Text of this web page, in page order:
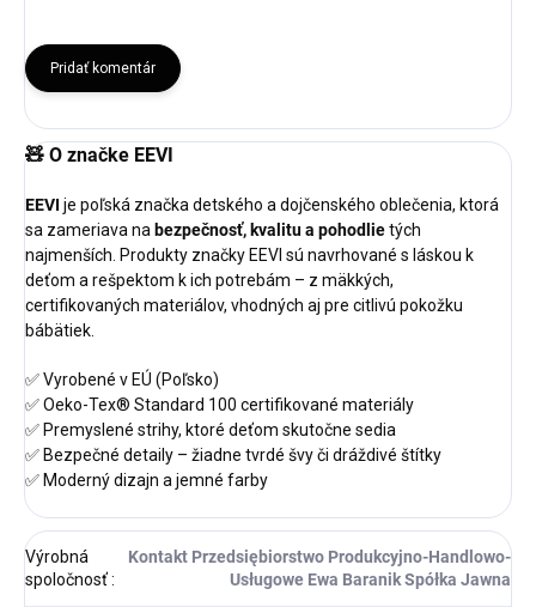
Pridať komentár
🧸 O značke EEVI
EEVI je poľská značka detského a dojčenského oblečenia, ktorá
sa zameriava na bezpečnosť, kvalitu a pohodlietých
najmenších. Produkty značky EEVI sú navrhované s láskou k
deťom a rešpektom k ich potrebám – z mäkkých,
certifikovaných materiálov, vhodných aj pre citlivú pokožku
bábätiek.
✅ Vyrobené v EÚ (Poľsko)
✅ Oeko-Tex® Standard 100 certifikované materiály
✅ Premyslené strihy, ktoré deťom skutočne sedia
✅ Bezpečné detaily – žiadne tvrdé švy či dráždivé štítky
✅ Moderný dizajn a jemné farby
Výrobná
spoločnosť:
Kontakt Przedsiębiorstwo Produkcyjno-Handlowo-
Usługowe Ewa Baranik Spółka Jawna